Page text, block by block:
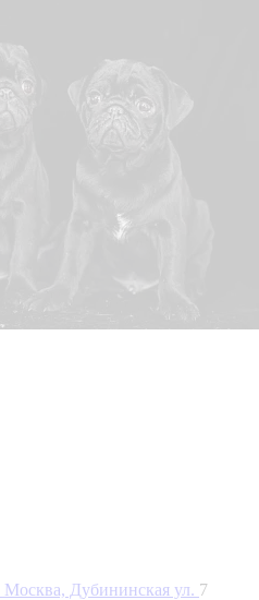
Москва, Дубининская ул. 7